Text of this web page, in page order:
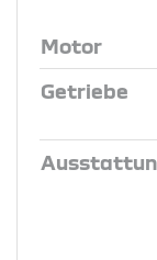
Motor
Getriebe